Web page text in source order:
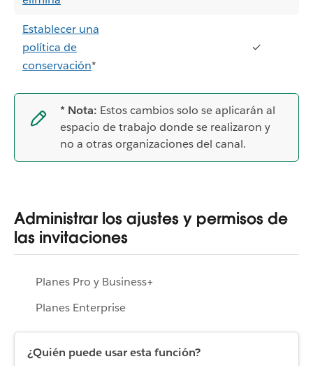
Establecer una
política de
conservación*
✓
* Nota: Estos cambios solo se aplicarán al
espacio de trabajo donde se realizaron y
no a otras organizaciones del canal.
Administrar los ajustes y permisos de
las invitaciones
Planes Pro y Business+
Planes Enterprise
¿Quién puede usar esta función?